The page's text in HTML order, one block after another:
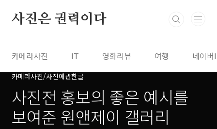
사진은 권력이다
카메라사진 IT 영화리뷰 여행 네이
카메라사진/사진에관한글
사진전 홍보의 좋은 예시를
보여준 원앤제이 갤러리